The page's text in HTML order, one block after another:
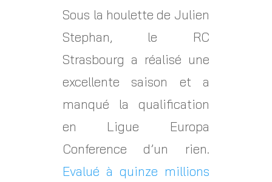
Sous la houlette de Julien
Stephan, le RC
Strasbourg a réalisé une
excellente saison et a
manqué la qualification
en Ligue Europa
Conference d’un rien.
Evalué à quinze millions